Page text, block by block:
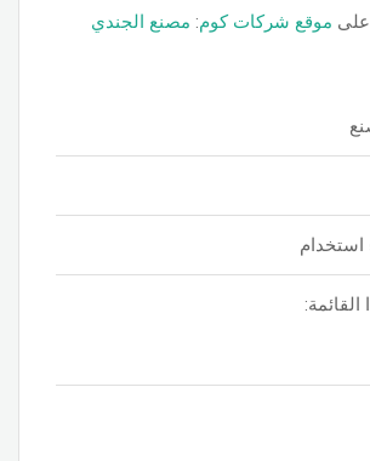
موقع شركات كوم: مصنع الجندي